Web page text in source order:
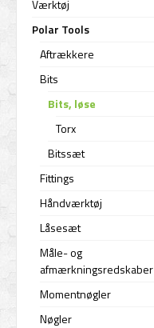
Værktøj
Polar Tools
Aftrækkere
Bits
Bits, løse
Torx
Bitssæt
Fittings
Håndværktøj
Låsesæt
Måle- og
afmærkningsredskaber
Momentnøgler
Nøgler